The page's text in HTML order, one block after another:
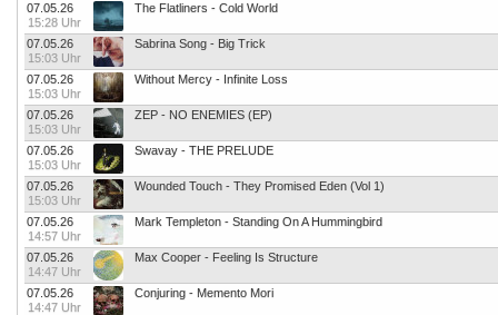
07.05.26
15:28 Uhr
The Flatliners - Cold World
07.05.26
15:03 Uhr
Sabrina Song - Big Trick
07.05.26
15:03 Uhr
Without Mercy - Infinite Loss
07.05.26
15:03 Uhr
ZEP - NO ENEMIES (EP)
07.05.26
15:03 Uhr
Swavay - THE PRELUDE
07.05.26
15:03 Uhr
Wounded Touch - They Promised Eden (Vol 1)
07.05.26
14:57 Uhr
Mark Templeton - Standing On A Hummingbird
07.05.26
14:47 Uhr
Max Cooper - Feeling Is Structure
07.05.26
14:47 Uhr
Conjuring - Memento Mori